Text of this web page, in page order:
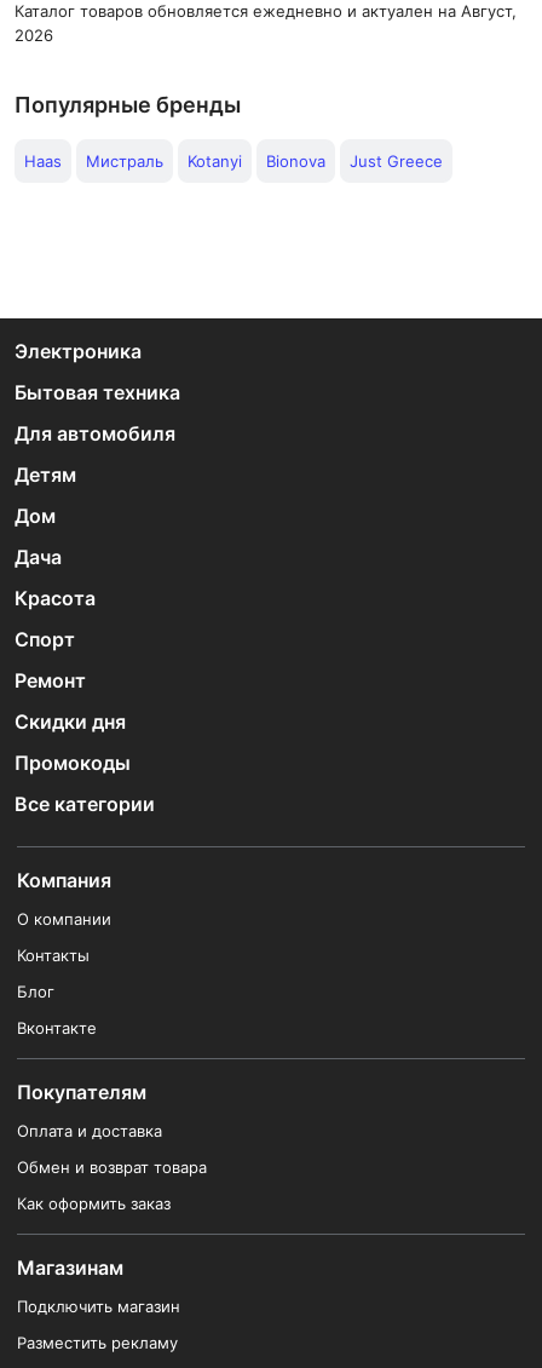
Каталог товаров обновляется ежедневно и актуален на Август,
2026
Популярные бренды
Haas Мистраль Kotanyi Bionova Just Greece
Электроника
Бытовая техника
Для автомобиля
Детям
Дом
Дача
Красота
Спорт
Ремонт
Скидки дня
Промокоды
Все категории
Компания
О компании
Контакты
Блог
Вконтакте
Покупателям
Оплата и доставка
Обмен и возврат товара
Как оформить заказ
Магазинам
Подключить магазин
Разместить рекламу